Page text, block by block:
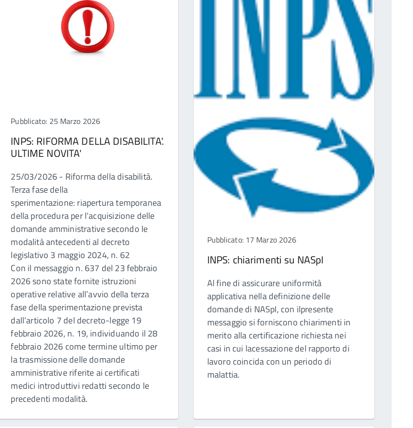
Pubblicato: 25 Marzo 2026
INPS: RIFORMA DELLA DISABILITA'.
ULTIME NOVITA'
25/03/2026 - Riforma della disabilità.
Terza fase della
sperimentazione: riapertura temporanea
della procedura per l’acquisizione delle
domande amministrative secondo le
modalità antecedenti al decreto
legislativo 3 maggio 2024, n. 62
Con il messaggio n. 637 del 23 febbraio
2026 sono state fornite istruzioni
operative relative all’avvio della terza
fase della sperimentazione prevista
dall’articolo 7 del decreto-legge 19
febbraio 2026, n. 19, individuando il 28
febbraio 2026 come termine ultimo per
la trasmissione delle domande
amministrative riferite ai certificati
medici introduttivi redatti secondo le
precedenti modalità.
Pubblicato: 17 Marzo 2026
INPS: chiarimenti su NASpI
Al fine di assicurare uniformità
applicativa nella definizione delle
domande di NASpI, con ilpresente
messaggio si forniscono chiarimenti in
merito alla certificazione richiesta nei
casi in cui lacessazione del rapporto di
lavoro coincida con un periodo di
malattia.